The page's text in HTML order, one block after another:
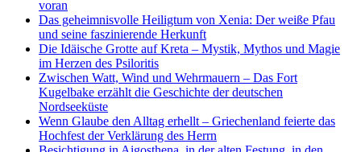
voran
Das geheimnisvolle Heiligtum von Xenia: Der weiße Pfau
und seine faszinierende Herkunft
Die Idäische Grotte auf Kreta – Mystik, Mythos und Magie
im Herzen des Psiloritis
Zwischen Watt, Wind und Wehrmauern – Das Fort
Kugelbake erzählt die Geschichte der deutschen
Nordseeküste
Wenn Glaube den Alltag erhellt – Griechenland feierte das
Hochfest der Verklärung des Herrn